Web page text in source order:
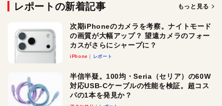
レポートの新着記事 もっと見る
次期iPhoneのカメラを考察。ナイトモード
の画質が大幅アップ？ 望遠カメラのフォー
カスがさらにシャープに？
iPhone レポート
半信半疑。100均・Seria（セリア）の60W
対応USB-Cケーブルの性能を検証。超コス
パの1本を発見か？